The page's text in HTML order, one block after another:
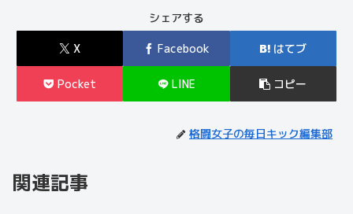
シェアする
X Facebook はてブ
Pocket LINE コピー
格闘女子の毎日キック編集部
関連記事